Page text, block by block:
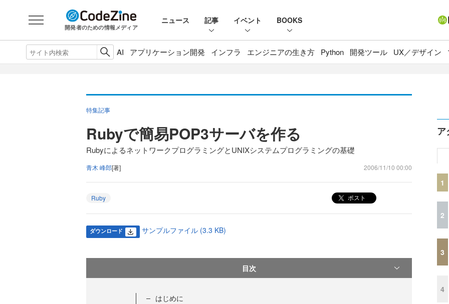
開発者のための情報メディア
ニュース 記事 イベント BOOKS
AI アプリケーション開発 インフラ エンジニアの生き方 Python 開発ツール UX／デザイン
特集記事
Rubyで簡易POP3サーバを作る
RubyによるネットワークプログラミングとUNIXシステムプログラミングの基礎
青木 峰郎[著] 2006/11/10 00:00
Ruby ポスト
ダウンロード サンプルファイル (3.3 KB)
目次
はじめに
ア
1
2
3
4